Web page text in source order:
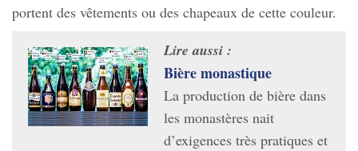
portent des vêtements ou des chapeaux de cette couleur.
Lire aussi :
Bière monastique
La production de bière dans
les monastères nait
d’exigences très pratiques et